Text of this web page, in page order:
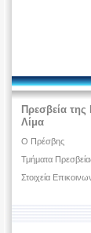
Πρεσβεία
Λίμα
Ο Πρέσβης
Τμήματα
Στοιχεία